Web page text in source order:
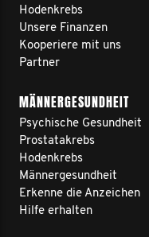
Hodenkrebs
Unsere Finanzen
Kooperiere mit uns
Partner
MÄNNERGESUNDHEIT
Psychische Gesundheit
Prostatakrebs
Hodenkrebs
Männergesundheit
Erkenne die Anzeichen
Hilfe erhalten